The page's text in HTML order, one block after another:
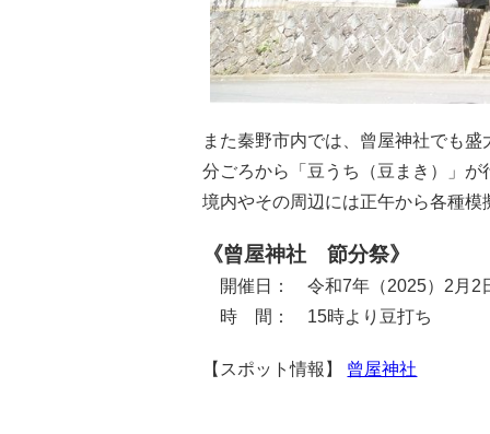
また秦野市内では、曾屋神社でも
分ごろから「豆うち（豆まき）」が
境内やその周辺には正午から各種模
《曾屋神社 節分祭》
開催日： 令和7年（2025）2月2
時 間： 15時より豆打ち
【スポット情報】 曾屋神社